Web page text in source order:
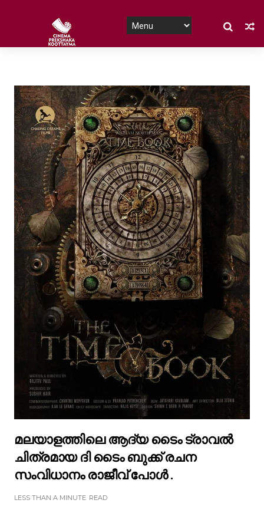
മലയാളത്തിലെ ആദ്യ ടൈം ട്രാവൽ
ചിത്രമായ ദി ടൈം ബുക്ക് രചന
സംവിധാനം രാജീവ് പോൾ .
LESS THAN A MINUTE READ